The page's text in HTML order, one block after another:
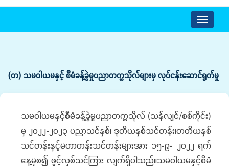
Toggle
(တ) သမဝါယမနှင့် စီမံခန့်ခွဲမှုပညာတက္ကသိုလ်များမှ လုပ်ငန်းဆောင်ရွက်မှု
သမဝါယမနှင့်စီမံခန့်ခွဲမှုပညာတက္ကသိုလ် (သန်လျင်/စစ်ကိုင်း)
မှ ၂၀၂၂-၂၀၂၃ ပညာသင်နှစ်၊ ဒုတိယနှစ်သင်တန်း၊တတိယနှစ်
သင်တန်းနှင့်မဟာတန်းသင်တန်းများအား ၁၅-၉- ၂၀၂၂ ရက်
နေ့မှစ၍ ဖွင့်လှစ်သင်ကြား လျက်ရှိပါသည်။သမဝါယမနှင့်စီမံ